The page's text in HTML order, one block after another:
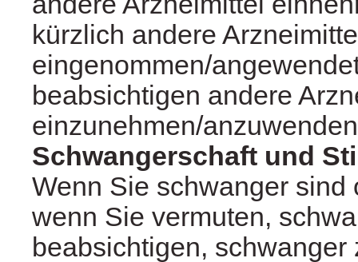
kürzlich andere
eingenommen/
beabsichtigen andere
einzunehmen/
Schwangerschaft und
Wenn Sie schwanger sind
wenn Sie vermuten,
beabsichtigen, schwanger